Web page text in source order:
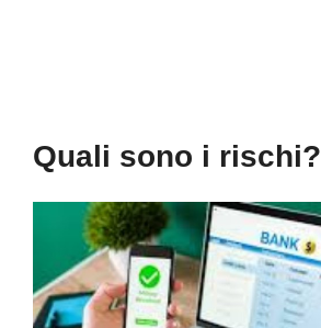
Quali sono i rischi?